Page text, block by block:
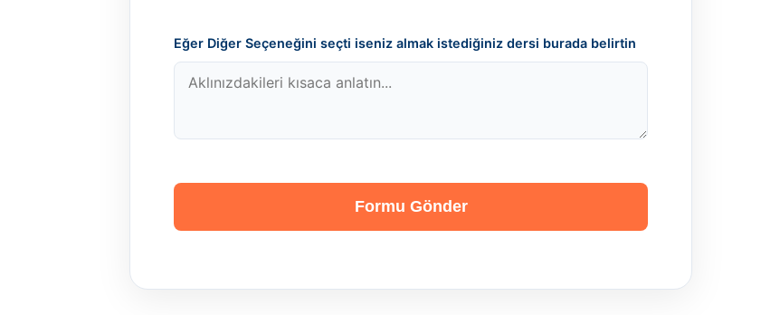
Eğer Diğer Seçeneğini seçti iseniz almak istediğiniz dersi burada belirtin
Formu Gönder